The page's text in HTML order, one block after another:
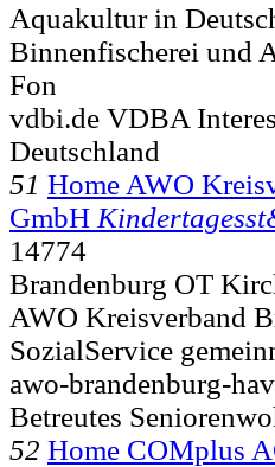
Aquakultur in
Binnenfischerei und
Fon
vdbi.de VDBA
Deutschland
51 Home AWO
GmbH
14774
Brandenburg OT
AWO Kreisverband
SozialService
awo-brandenburg-
Betreutes
52 Home COMplus